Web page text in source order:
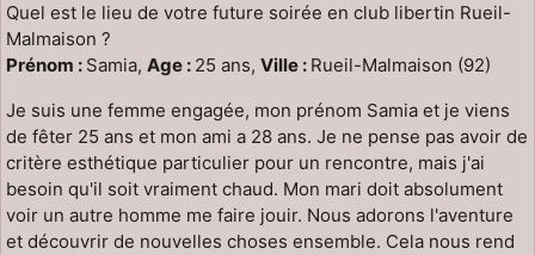
Quel est le lieu de votre future soirée en club libertin Rueil-
Malmaison ?
Prénom : Samia, Age : 25 ans, Ville : Rueil-Malmaison (92)
Je suis une femme engagée, mon prénom Samia et je viens
de fêter 25 ans et mon ami a 28 ans. Je ne pense pas avoir de
critère esthétique particulier pour un rencontre, mais j'ai
besoin qu'il soit vraiment chaud. Mon mari doit absolument
voir un autre homme me faire jouir. Nous adorons l'aventure
et découvrir de nouvelles choses ensemble. Cela nous rend